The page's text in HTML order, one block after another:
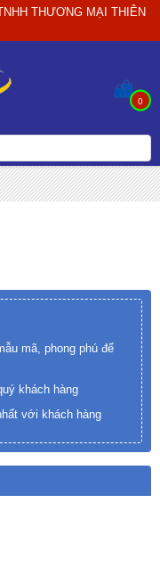
THƯƠNG MẠI THIÊN
0
mã, phong phú để
khách hàng
với khách hàng